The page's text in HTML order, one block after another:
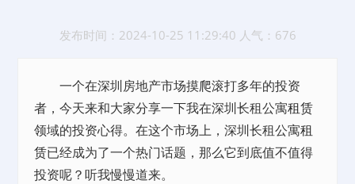
发布时间：2024-10-25 11:29:40 人气：676
一个在深圳房地产市场摸爬滚打多年的投资
者，今天来和大家分享一下我在深圳长租公寓租赁
领域的投资心得。在这个市场上，深圳长租公寓租
赁已经成为了一个热门话题，那么它到底值不值得
投资呢？听我慢慢道来。